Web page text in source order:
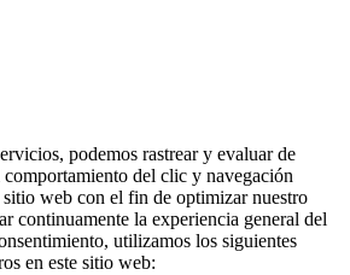
podemos rastrear y evaluar de
del clic y navegación
sitio web con el fin de optimizar nuestro
continuamente la experiencia general del
utilizamos los siguientes
en este sitio web: